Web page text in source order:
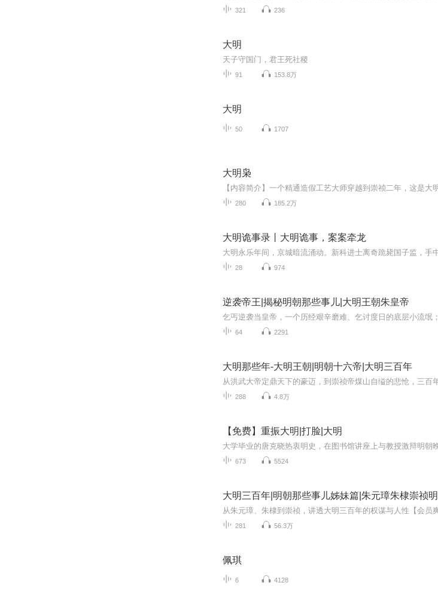
321 236
大明
天子守国门，君王死社稷
91 153.8万
大明
50 1707
大明枭
280 185.2万
大明诡事录丨大明诡事，案案牵龙
28 974
逆袭帝王|揭秘明朝那些事儿|大明王朝朱皇帝
64 2291
大明那些年-大明王朝|明朝十六帝|大明三百年
288 4.8万
【免费】重振大明|打脸|大明
673 5524
大明三百年|明朝那些事儿姊妹篇|朱元璋朱棣崇祯
281 56.3万
佩琪
6 4128